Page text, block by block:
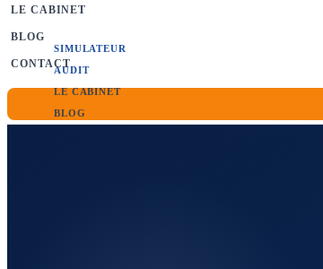
SIMULATEUR
AUDIT
LE CABINET
BLOG
LE CABINET
BLOG
CONTACT